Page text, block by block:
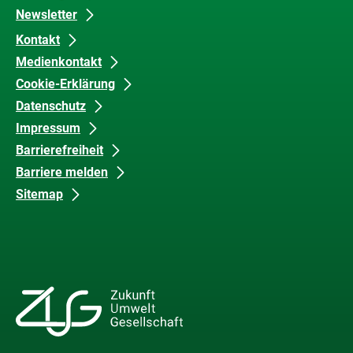
Newsletter
Kontakt
Medienkontakt
Cookie-Erklärung
Datenschutz
Impressum
Barrierefreiheit
Barriere melden
Sitemap